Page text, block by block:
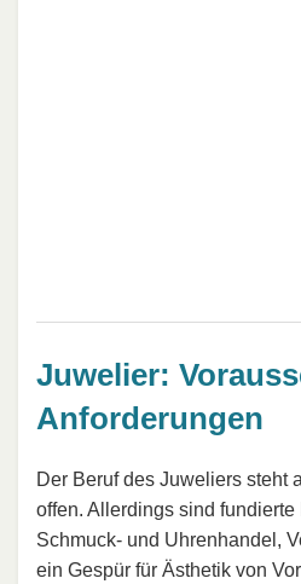
Juwelier:
Anforderungen
Der Beruf des Juweliers steht
offen. Allerdings sind
Schmuck- und Uhrenhandel,
ein Gespür für Ästhetik von